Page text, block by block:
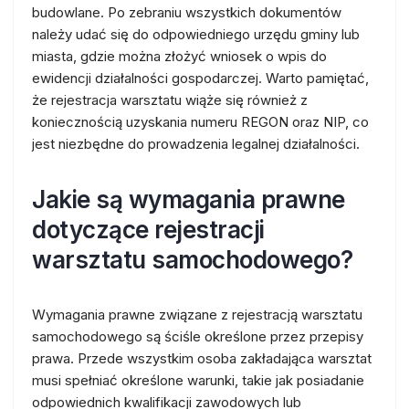
budowlane. Po zebraniu wszystkich dokumentów
należy udać się do odpowiedniego urzędu gminy lub
miasta, gdzie można złożyć wniosek o wpis do
ewidencji działalności gospodarczej. Warto pamiętać,
że rejestracja warsztatu wiąże się również z
koniecznością uzyskania numeru REGON oraz NIP, co
jest niezbędne do prowadzenia legalnej działalności.
Jakie są wymagania prawne
dotyczące rejestracji
warsztatu samochodowego?
Wymagania prawne związane z rejestracją warsztatu
samochodowego są ściśle określone przez przepisy
prawa. Przede wszystkim osoba zakładająca warsztat
musi spełniać określone warunki, takie jak posiadanie
odpowiednich kwalifikacji zawodowych lub